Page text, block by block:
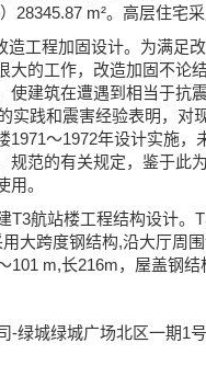
28345.87 m²。高层住宅
造工程加固设计。为满足
大的工作，改造加固不论
使建筑在遭遇到相当于抗
实践和震害经验表明，
1971～1972年设计实施
规范的有关规定，鉴于此
。
T3航站楼工程结构设计
大跨度钢结构,沿大厅周
101 m,长216m，屋盖钢
-绿城绿城广场北区一期1